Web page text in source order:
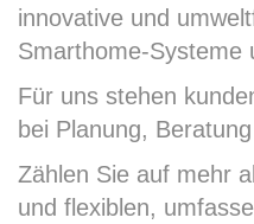
innovative und
Smarthome-Systeme
Für uns stehen
bei Planung,
Zählen Sie auf mehr
und flexiblen,